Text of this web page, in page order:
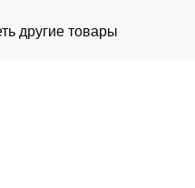
другие товары